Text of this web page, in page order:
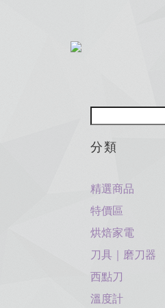
分類
精選商品
特價區
烘焙家電
刀具｜磨刀器
西點刀
溫度計